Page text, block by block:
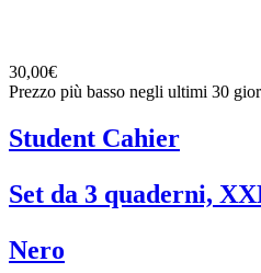
30,00€
Prezzo più basso negli ultimi 30
Student Cahier
Set da 3 quaderni,
Nero